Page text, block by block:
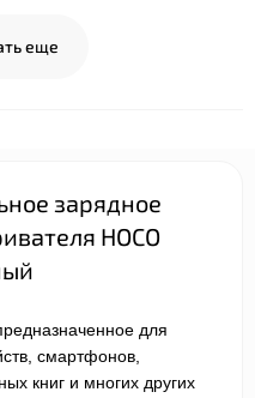
еще
зарядное
HOCO
для
смартфонов,
книг и многих других